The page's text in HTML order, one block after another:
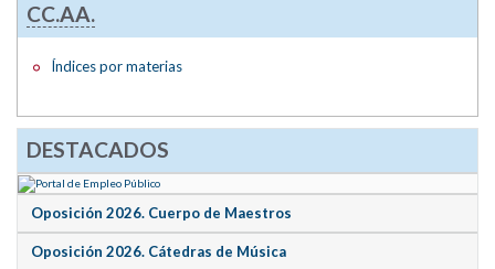
CC.AA.
Índices por materias
DESTACADOS
Oposición 2026. Cuerpo de Maestros
Oposición 2026. Cátedras de Música